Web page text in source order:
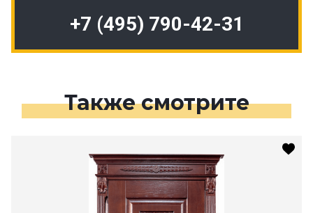
+7 (495) 790-42-31
Также смотрите